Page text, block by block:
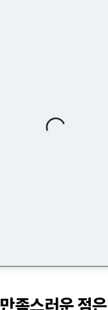
Loading...
족스러운 점